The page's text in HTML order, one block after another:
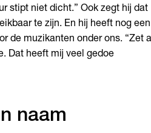
stipt niet dicht.” Ook zegt hij dat
te zijn. En hij heeft nog een
de muzikanten onder ons. “Zet
Dat heeft mij veel gedoe
naam